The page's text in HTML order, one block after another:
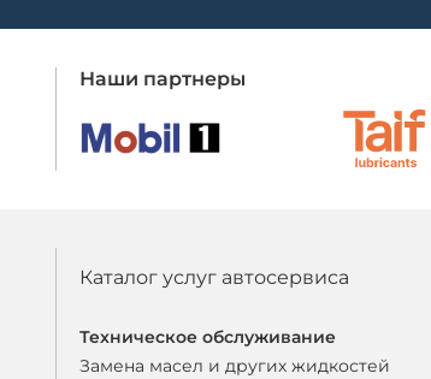
Наши партнеры
Каталог услуг автосервиса
Техническое обслуживание
Замена масел и других жидкостей